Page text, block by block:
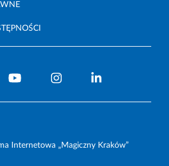
Internetowa „Magiczny Kraków”